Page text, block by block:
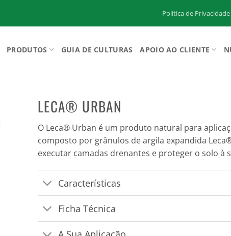
Política de Privacidade
PRODUTOS GUIA DE CULTURAS APOIO AO CLIENTE
LECA® URBAN
O Leca® Urban é um produto natural para
composto por grânulos de argila expandida
executar camadas drenantes e proteger o solo à
Características
Ficha Técnica